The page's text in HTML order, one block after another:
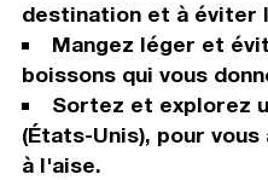
destination et à éviter
Mangez léger et
boissons qui vous
Sortez et explorez
(États-Unis), pour
à l'aise.